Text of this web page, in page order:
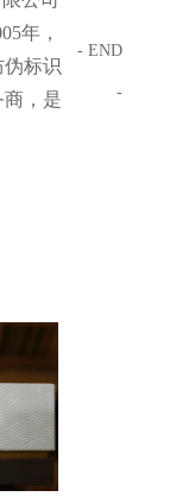
年，
标识
，是
- END
-